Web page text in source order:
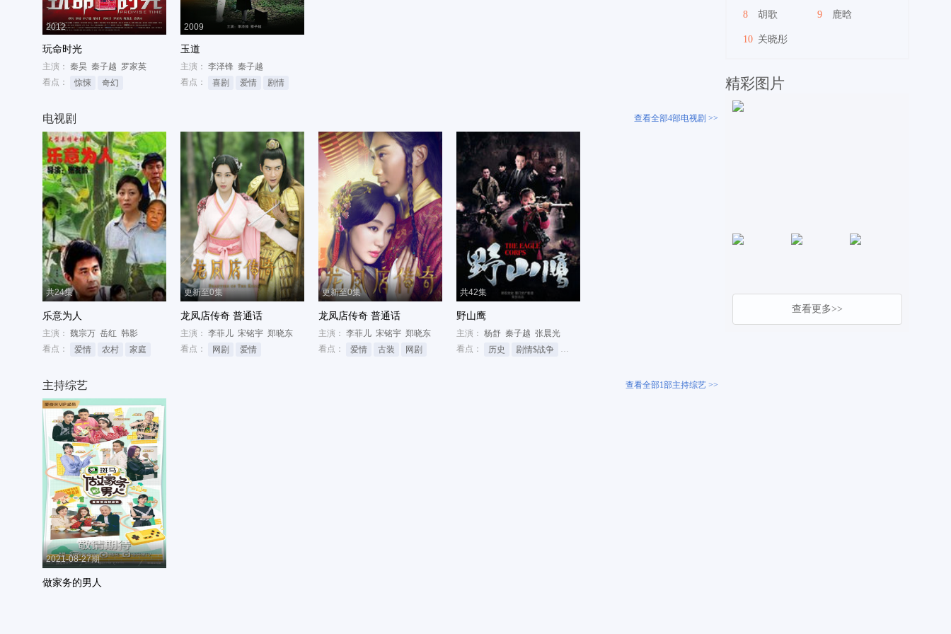
2012
玩命时光
主演： 秦昊 秦子越 罗家英
看点：
惊悚 奇幻
2009
玉道
主演： 李泽锋 秦子越
看点：
喜剧 爱情 剧情
电视剧 查看全部4部电视剧 >>
共24集
乐意为人
主演： 魏宗万 岳红 韩影
看点：
爱情 农村 家庭
更新至0集
龙凤店传奇 普通话
主演： 李菲儿 宋铭宇 郑晓东
看点：
网剧 爱情
更新至0集
龙凤店传奇 普通话
主演： 李菲儿 宋铭宇 郑晓东
看点：
爱情 古装 网剧
共42集
野山鹰
主演： 杨舒 秦子越 张晨光
看点：
历史 剧情$战争 抗日
主持综艺 查看全部1部主持综艺 >>
2021-08-27期
做家务的男人
8 胡歌 9 鹿晗
10 关晓彤
精彩图片
查看更多>>